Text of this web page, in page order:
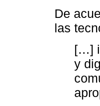
De
las
[…]
y